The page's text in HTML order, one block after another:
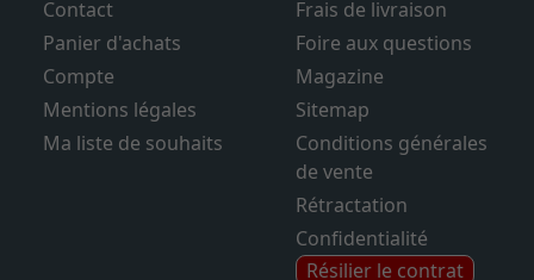
Contact
Panier d'achats
Compte
Mentions légales
Frais de livraison
Foire aux questions
Magazine
Sitemap
Conditions générales
de vente
Rétractation
Confidentialité